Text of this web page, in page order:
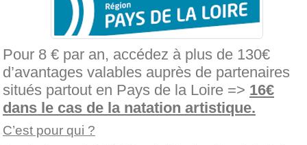
Pour 8 € par an, accédez à plus de 130€
d’avantages valables auprès de partenaires
situés partout en Pays de la Loire => 16€
dans le cas de la natation artistique.
C’est pour qui ?